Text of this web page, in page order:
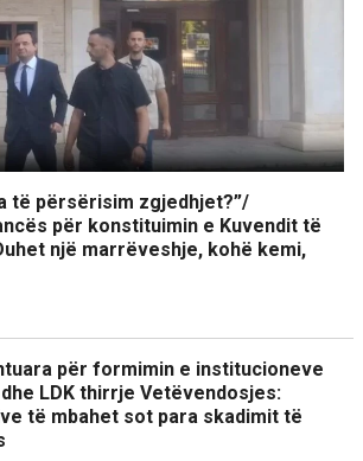
të përsërisim zgjedhjet?”/
për konstituimin e Kuvendit të
një marrëveshje, kohë kemi,
për formimin e institucioneve
LDK thirrje Vetëvendosjes:
të mbahet sot para skadimit të